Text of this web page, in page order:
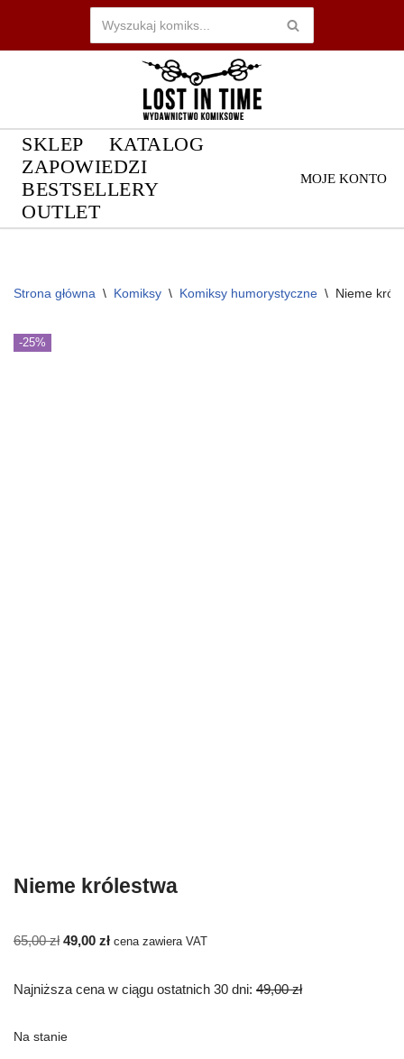
Przejdź
SKLEP
KATALOG
ZAPOWIEDZI
BESTSELLERY
OUTLET
MOJE KONTO
Strona główna \ Komiksy \ Komiksy humorystyczne \ Nieme
-25%
Nieme królestwa
65,00zł 49,00 zł cena zawiera VAT
Najniższa cena w ciągu ostatnich 30 dni: 49,00 zł
Na stanie